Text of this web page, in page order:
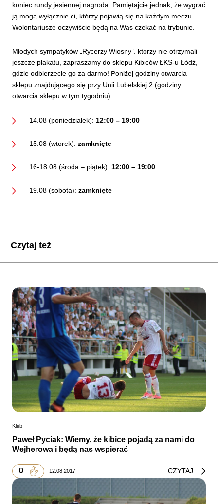
koniec rundy jesiennej nagroda. Pamiętajcie jednak, że wygrać
ją mogą wyłącznie ci, którzy pojawią się na każdym meczu.
Wolontariusze oczywiście będą na Was czekać na trybunie.
Młodych sympatyków „Rycerzy Wiosny”, którzy nie otrzymali
jeszcze plakatu, zapraszamy do sklepu Kibiców ŁKS-u Łódź,
gdzie odbierzecie go za darmo! Poniżej godziny otwarcia
sklepu znajdującego się przy Unii Lubelskiej 2 (godziny
otwarcia sklepu w tym tygodniu):
14.08 (poniedziałek): 12:00 – 19:00
15.08 (wtorek): zamknięte
16-18.08 (środa – piątek): 12:00 – 19:00
19.08 (sobota): zamknięte
Czytaj też
Klub
Paweł Pyciak: Wiemy, że kibice pojadą za nami do
Wejherowa i będą nas wspierać
0 12.08.2017 CZYTAJ